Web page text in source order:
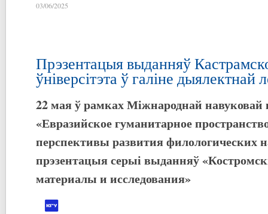
03/06/2025
Прэзентацыя выданняў
ўніверсітэта ў галіне дыялектнай
22 мая ў рамках Міжнароднай
«Евразийское гуманитарное
перспективы развития филологических
прэзентацыясерыівыданняў«К
материалы и исследования»